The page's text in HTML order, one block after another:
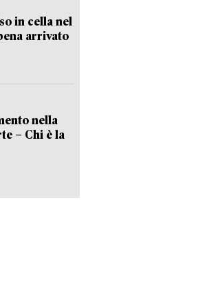
in cella nel
arrivato
nella
– Chi è la